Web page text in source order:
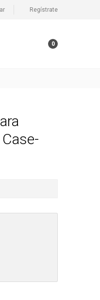
Regístrate
0